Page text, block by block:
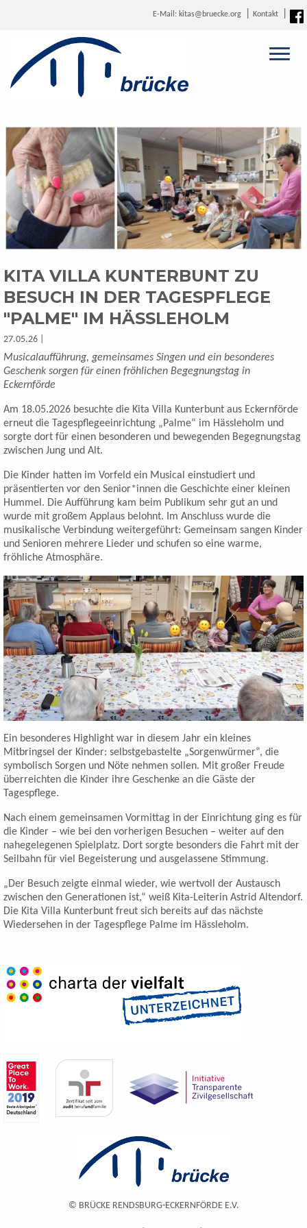
E-Mail: kitas@bruecke.org Kontakt
KITA VILLA KUNTERBUNT ZU
BESUCH IN DER TAGESPFLEGE
"PALME" IM HÄSSLEHOLM
27.05.26 |
Musicalaufführung, gemeinsames Singen und ein besonderes
Geschenk sorgen für einen fröhlichen Begegnungstag in
Eckernförde
Am 18.05.2026 besuchte die Kita Villa Kunterbunt aus Eckernförde
erneut die Tagespflegeeinrichtung „Palme“ im Hässleholm und
sorgte dort für einen besonderen und bewegenden Begegnungstag
zwischen Jung und Alt.
Die Kinder hatten im Vorfeld ein Musical einstudiert und
präsentierten vor den Senior*innen die Geschichte einer kleinen
Hummel. Die Aufführung kam beim Publikum sehr gut an und
wurde mit großem Applaus belohnt. Im Anschluss wurde die
musikalische Verbindung weitergeführt: Gemeinsam sangen Kinder
und Senioren mehrere Lieder und schufen so eine warme,
fröhliche Atmosphäre.
Ein besonderes Highlight war in diesem Jahr ein kleines
Mitbringsel der Kinder: selbstgebastelte „Sorgenwürmer“, die
symbolisch Sorgen und Nöte nehmen sollen. Mit großer Freude
überreichten die Kinder ihre Geschenke an die Gäste der
Tagespflege.
Nach einem gemeinsamen Vormittag in der Einrichtung ging es für
die Kinder – wie bei den vorherigen Besuchen – weiter auf den
nahegelegenen Spielplatz. Dort sorgte besonders die Fahrt mit der
Seilbahn für viel Begeisterung und ausgelassene Stimmung.
„Der Besuch zeigte einmal wieder, wie wertvoll der Austausch
zwischen den Generationen ist,“ weiß Kita-Leiterin Astrid Altendorf.
Die Kita Villa Kunterbunt freut sich bereits auf das nächste
Wiedersehen in der Tagespflege Palme im Hässleholm.
© BRÜCKE RENDSBURG-ECKERNFÖRDE E.V.